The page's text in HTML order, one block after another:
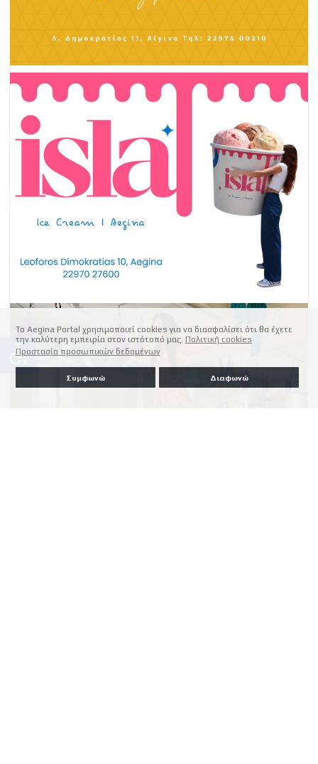
Το Aegina Portal χρησιμοποιεί cookies για να διασφαλίσει ότι θα έχετε
την καλύτερη εμπειρία στον ιστότοπό μας. Πολιτική cookies
Προστασία προσωπικών δεδομένων
Συμφωνώ Διαφωνώ
accessible